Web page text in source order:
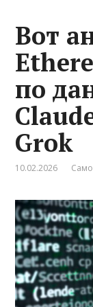
Вот
по
Grok
10.02.2026